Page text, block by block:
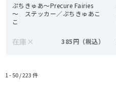
ぷちきゅあ～Precure Fairies
～ ステッカー／ぷちきゅあこ
こ
在庫 × 385円
1 - 50 /223件